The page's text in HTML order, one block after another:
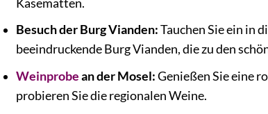
Besuch der Burg Vianden:Tauchen Sie ein in
beeindruckende Burg Vianden, die zu den
Weinprobean der Mosel:Genießen Sie eine
probieren Sie die regionalen Weine.